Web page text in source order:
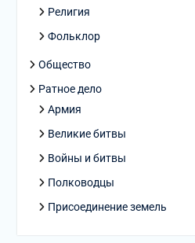
Религия
Фольклор
Общество
Ратное дело
Армия
Великие битвы
Войны и битвы
Полководцы
Присоединение земель